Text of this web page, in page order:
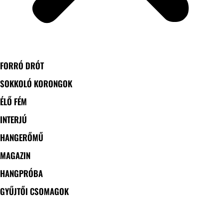
FORRÓ DRÓT
SOKKOLÓ KORONGOK
ÉLŐ FÉM
INTERJÚ
HANGERŐMŰ
MAGAZIN
HANGPRÓBA
GYŰJTŐI CSOMAGOK